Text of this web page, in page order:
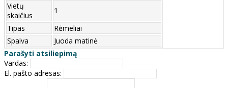
Vietų
skaičius
1
Tipas
Rėmeliai
Spalva
Juoda matinė
Parašyti atsiliepimą
Vardas:
El. pašto adresas: